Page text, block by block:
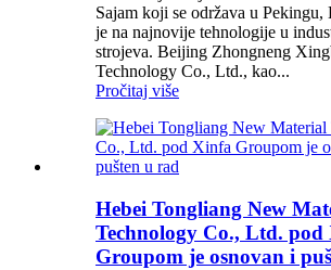
Sajam koji se održava u
je na najnovije tehnologije u
strojeva. Beijing Zhongneng
Technology Co., Ltd., kao...
Pročitaj više
Hebei Tongliang New
Technology Co., Ltd. pod
Groupom je osnovan i